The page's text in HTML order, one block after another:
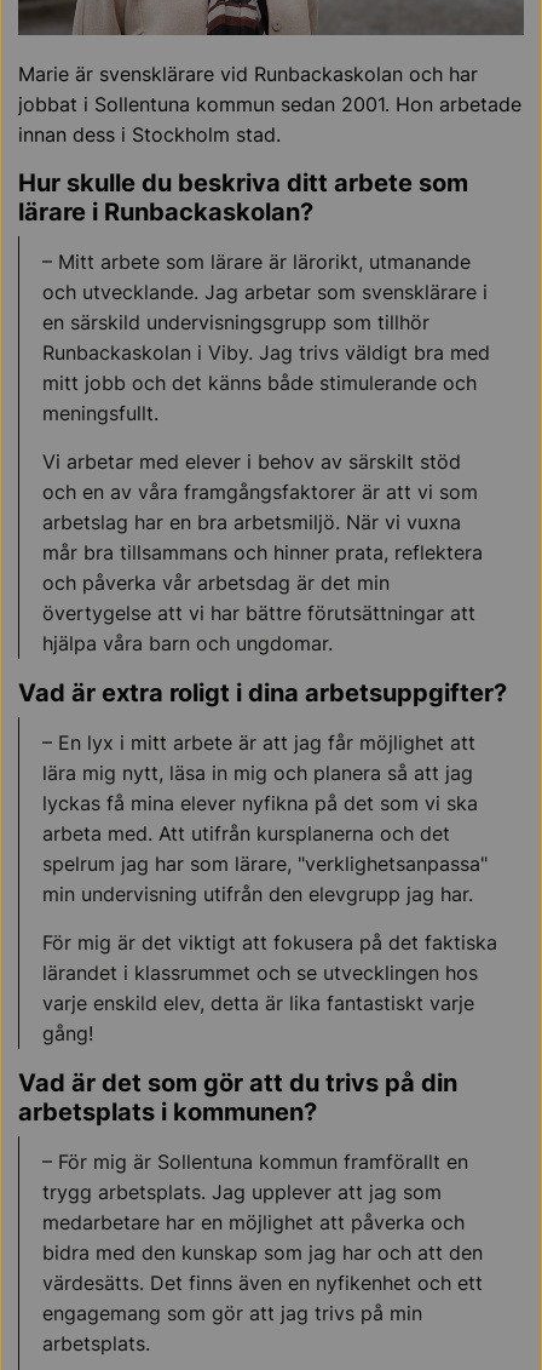
Marie är svensklärare vid Runbackaskolan och har
jobbat i Sollentuna kommun sedan 2001. Hon arbetade
innan dess i Stockholm stad.
Hur skulle du beskriva ditt arbete som
lärare i Runbackaskolan?
– ­Mitt arbete som lärare är lärorikt, utmanande
och utvecklande. Jag arbetar som svensklärare i
en särskild undervisningsgrupp som tillhör
Runbackaskolan i Viby. Jag trivs väldigt bra med
mitt jobb och det känns både stimulerande och
meningsfullt.
Vi arbetar med elever i behov av särskilt stöd
och en av våra framgångsfaktorer är att vi som
arbetslag har en bra arbetsmiljö. När vi vuxna
mår bra tillsammans och hinner prata, reflektera
och påverka vår arbetsdag är det min
övertygelse att vi har bättre förutsättningar att
hjälpa våra barn och ungdomar.
Vad är extra roligt i dina arbetsuppgifter?
– En lyx i mitt arbete är att jag får möjlighet att
lära mig nytt, läsa in mig och planera så att jag
lyckas få mina elever nyfikna på det som vi ska
arbeta med. Att utifrån kursplanerna och det
spelrum jag har som lärare, "verklighetsanpassa"
min undervisning utifrån den elevgrupp jag har.
För mig är det viktigt att fokusera på det faktiska
lärandet i klassrummet och se utvecklingen hos
varje enskild elev, detta är lika fantastiskt varje
gång!
Vad är det som gör att du trivs på din
arbetsplats i kommunen?
– För mig är Sollentuna kommun framförallt en
trygg arbetsplats. Jag upplever att jag som
medarbetare har en möjlighet att påverka och
bidra med den kunskap som jag har och att den
värdesätts. Det finns även en nyfikenhet och ett
engagemang som gör att jag trivs på min
arbetsplats.